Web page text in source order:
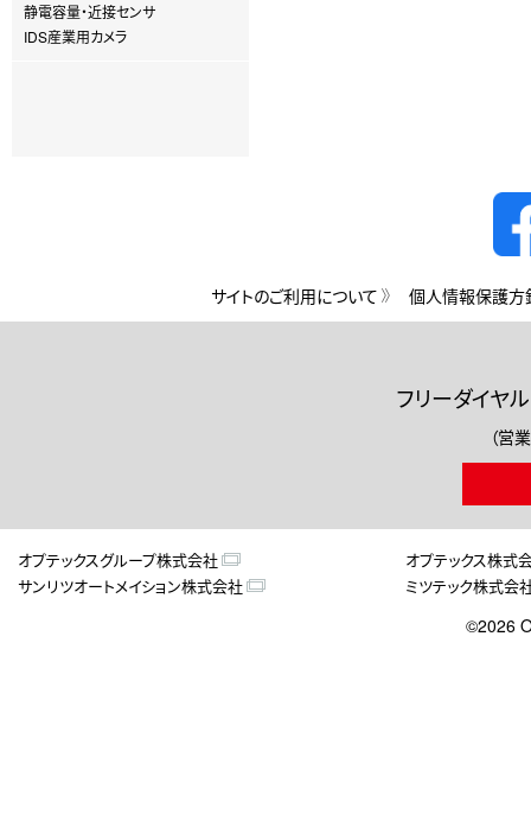
静電容量・近接センサ
IDS産業用カメラ
サイトのご利用について 個人情報保護方
フリーダイヤル
（営
オプテックスグループ株式会社
オプテックス株式
サンリツオートメイション株式会社
ミツテック株式会
©2026